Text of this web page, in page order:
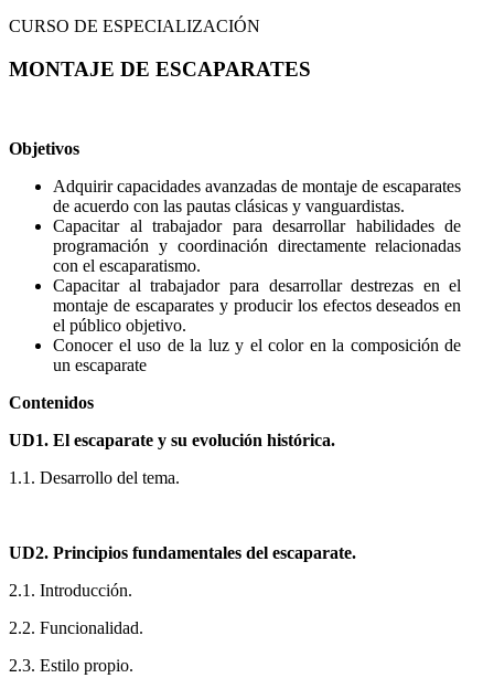
CURSO DE ESPECIALIZACIÓN
MONTAJE DE ESCAPARATES
Objetivos
Adquirir capacidades avanzadas de montaje de escaparates
de acuerdo con las pautas clásicas y vanguardistas.
Capacitar al trabajador para desarrollar habilidades de
programación y coordinación directamente relacionadas
con el escaparatismo.
Capacitar al trabajador para desarrollar destrezas en el
montaje de escaparates y producir los efectos deseados en
el público objetivo.
Conocer el uso de la luz y el color en la composición de
un escaparate
Contenidos
UD1. El escaparate y su evolución histórica.
1.1. Desarrollo del tema.
UD2. Principios fundamentales del escaparate.
2.1. Introducción.
2.2. Funcionalidad.
2.3. Estilo propio.